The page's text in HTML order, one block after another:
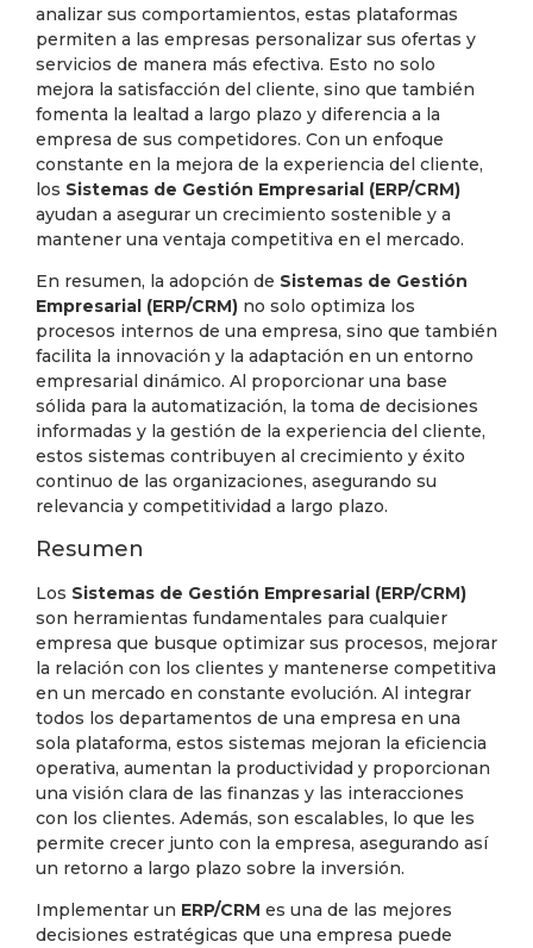
analizar sus comportamientos, estas plataformas
permiten a las empresas personalizar sus ofertas y
servicios de manera más efectiva. Esto no solo
mejora la satisfacción del cliente, sino que también
fomenta la lealtad a largo plazo y diferencia a la
empresa de sus competidores. Con un enfoque
constante en la mejora de la experiencia del cliente,
los Sistemas de Gestión Empresarial (ERP/CRM)
ayudan a asegurar un crecimiento sostenible y a
mantener una ventaja competitiva en el mercado.
En resumen, la adopción de Sistemas de Gestión
Empresarial (ERP/CRM) no solo optimiza los
procesos internos de una empresa, sino que también
facilita la innovación y la adaptación en un entorno
empresarial dinámico. Al proporcionar una base
sólida para la automatización, la toma de decisiones
informadas y la gestión de la experiencia del cliente,
estos sistemas contribuyen al crecimiento y éxito
continuo de las organizaciones, asegurando su
relevancia y competitividad a largo plazo.
Resumen
Los Sistemas de Gestión Empresarial (ERP/CRM)
son herramientas fundamentales para cualquier
empresa que busque optimizar sus procesos, mejorar
la relación con los clientes y mantenerse competitiva
en un mercado en constante evolución. Al integrar
todos los departamentos de una empresa en una
sola plataforma, estos sistemas mejoran la eficiencia
operativa, aumentan la productividad y proporcionan
una visión clara de las finanzas y las interacciones
con los clientes. Además, son escalables, lo que les
permite crecer junto con la empresa, asegurando así
un retorno a largo plazo sobre la inversión.
Implementar un ERP/CRM es una de las mejores
decisiones estratégicas que una empresa puede